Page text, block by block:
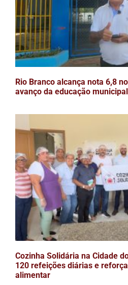
Rio Branco alcança nota 6,8
avanço da educação municipal
Cozinha Solidária na Cidade
120 refeições diárias e
alimentar